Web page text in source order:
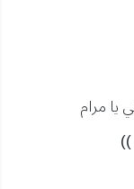
يا مرام